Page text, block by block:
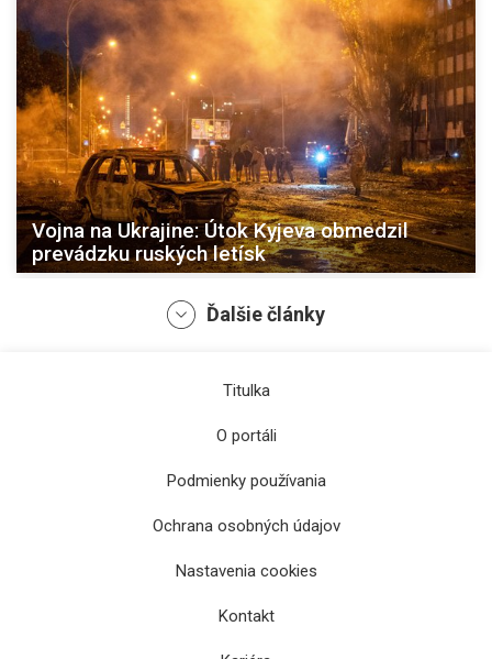
Vojna na Ukrajine: Útok Kyjeva obmedzil
prevádzku ruských letísk
Nadjazd v havarijnom stave v Trebišove sa
Ďalšie články
Titulka
O portáli
Podmienky používania
Ochrana osobných údajov
Nastavenia cookies
Kontakt